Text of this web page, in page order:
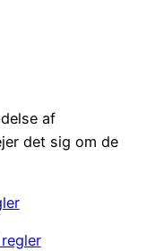
af
det sig om de